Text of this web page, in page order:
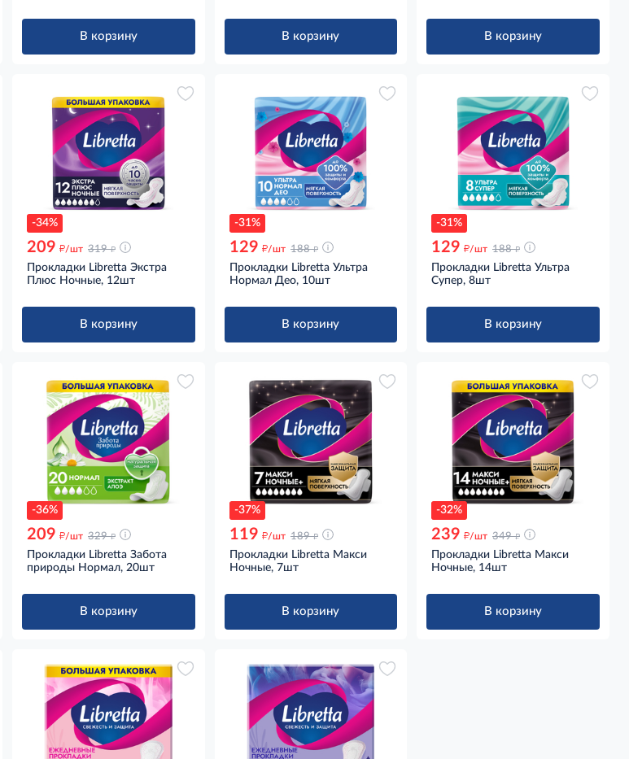
В корзину В корзину В корзину
-34%
209 д/шт 319 д
Прокладки Libretta Экстра
Плюс Ночные, 12шт
В корзину
-31%
129 д/шт 188 д
Прокладки Libretta Ультра
Нормал Део, 10шт
В корзину
-31%
129 д/шт 188 д
Прокладки Libretta Ультра
Супер, 8шт
В корзину
-36%
209 д/шт 329 д
Прокладки Libretta Забота
природы Нормал, 20шт
В корзину
-37%
119 д/шт 189 д
Прокладки Libretta Макси
Ночные, 7шт
В корзину
-32%
239 д/шт 349 д
Прокладки Libretta Макси
Ночные, 14шт
В корзину